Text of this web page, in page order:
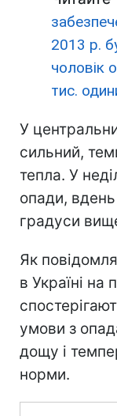
2013 р.
чоловік
тис.
У
сильний,
тепла. У
опади,
градуси
Як
в Україні на
умови з
дощу і
норми.